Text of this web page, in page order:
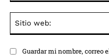
Guardar mi nombre, correo